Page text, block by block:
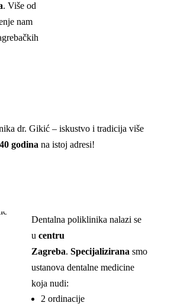
. Više od
nam
dr. Gikić – iskustvo i tradicija više
40 godina na istoj adresi!
Dentalna poliklinika nalazi se
u centru
Zagreba. Specijalizirana smo
ustanova dentalne medicine
koja nudi:
2 ordinacije